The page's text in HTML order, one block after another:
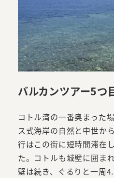
バルカンツアー5つ
コトル湾の一番奥まった
ス式海岸の自然と中世か
行はこの街に短時間滞在
た。コトルも城壁に囲ま
壁は続き、ぐるりと一周